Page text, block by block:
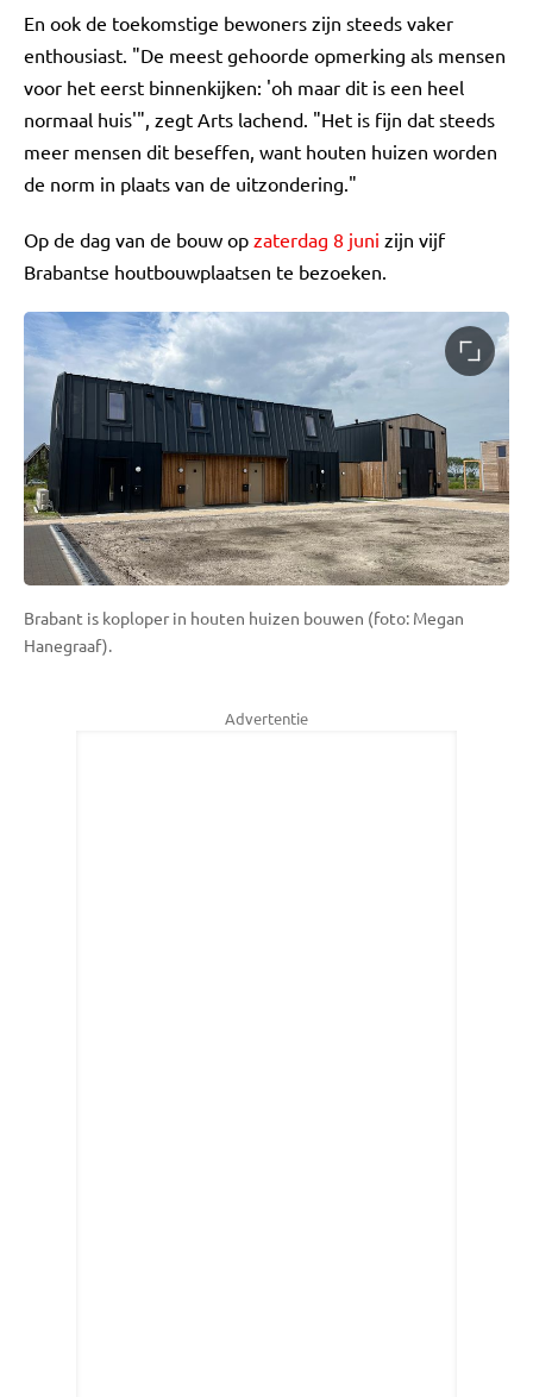
En ook de toekomstige bewoners zijn steeds vaker
enthousiast. "De meest gehoorde opmerking als mensen
voor het eerst binnenkijken: 'oh maar dit is een heel
normaal huis'", zegt Arts lachend. "Het is fijn dat steeds
meer mensen dit beseffen, want houten huizen worden
de norm in plaats van de uitzondering."
Op de dag van de bouw op zaterdag 8 juni zijn vijf
Brabantse houtbouwplaatsen te bezoeken.
Brabant is koploper in houten huizen bouwen (foto: Megan
Hanegraaf).
Advertentie